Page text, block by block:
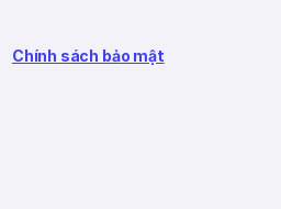
Chính sách bảo mật